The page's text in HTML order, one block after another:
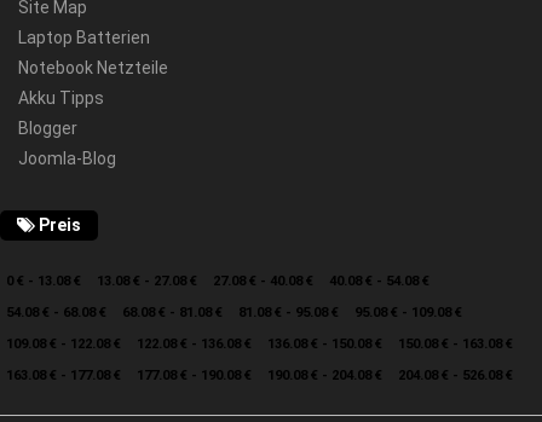
Site Map
Laptop Batterien
Notebook Netzteile
Akku Tipps
Blogger
Joomla-Blog
Preis
0 € - 13.08 € 13.08 € - 27.08 € 27.08 € - 40.08 €
40.08 € - 54.08 €
54.08 € - 68.08 €
68.08 € - 81.08 € 81.08 € - 95.08 €
95.08 € - 109.08 €
109.08 € - 122.08 €
122.08 € - 136.08 € 136.08 € - 150.08 €
150.08 € - 163.08 €
163.08 € - 177.08 €
177.08 € - 190.08 € 190.08 € - 204.08 € 204.08 € - 526.08 €